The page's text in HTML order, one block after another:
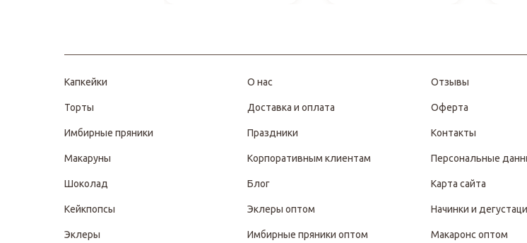
Капкейки
Торты
Имбирные пряники
Макаруны
Шоколад
Кейкпопсы
Эклеры
О нас
Доставка и оплата
Праздники
Корпоративным клиентам
Блог
Эклеры оптом
Имбирные пряники оптом
Отзывы
Оферта
Контакты
Персональные
Карта сайта
Начинки и
Макаронс оптом